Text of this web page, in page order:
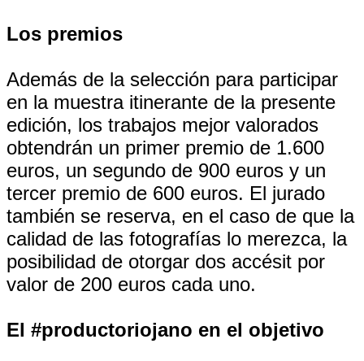
Los premios
Además de la selección para participar
en la muestra itinerante de la presente
edición, los trabajos mejor valorados
obtendrán un primer premio de 1.600
euros, un segundo de 900 euros y un
tercer premio de 600 euros. El jurado
también se reserva, en el caso de que la
calidad de las fotografías lo merezca, la
posibilidad de otorgar dos accésit por
valor de 200 euros cada uno.
El #productoriojano en el objetivo